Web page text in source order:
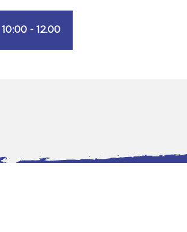
10:00 - 12.00